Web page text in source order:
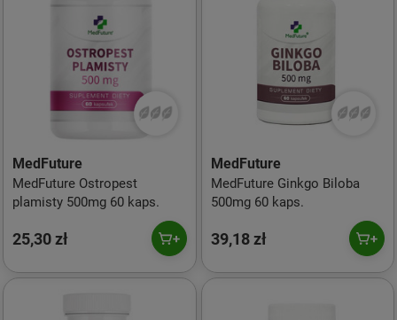
MedFuture
MedFuture Ostropest
plamisty 500mg 60 kaps.
25,30 zł
MedFuture
MedFuture Ginkgo Biloba
500mg 60 kaps.
39,18 zł